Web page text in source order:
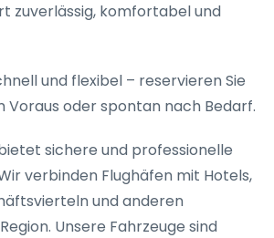
zuverlässig, komfortabel und
und flexibel – reservieren Sie
Voraus oder spontan nach Bedarf.
sichere und professionelle
verbinden Flughäfen mit Hotels,
und anderen
Unsere Fahrzeuge sind